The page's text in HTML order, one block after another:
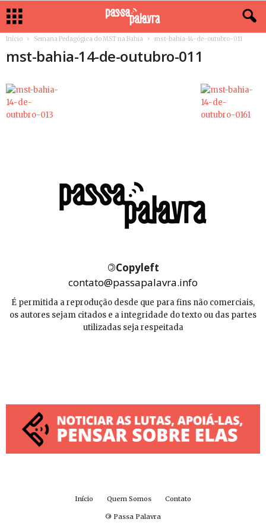
Início Semana Pedagógica do MST na Bahia mst-bahia-14-de-outubro-011
mst-bahia-14-de-outubro-011
©Copyleft
contato@passapalavra.info
É permitida a reprodução desde que para fins não comerciais,
os autores sejam citados e a integridade do texto ou das partes
utilizadas seja respeitada
Início Quem Somos Contato
© Passa Palavra